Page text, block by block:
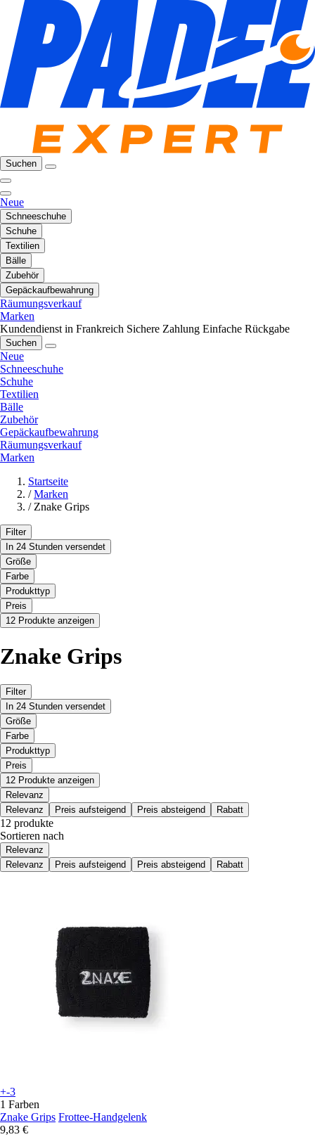
Suchen
Neue
Schneeschuhe
Schuhe
Textilien
Bälle
Zubehör
Gepäckaufbewahrung
Räumungsverkauf
Marken
Kundendienst in Frankreich Sichere Zahlung Einfache Rückgabe
Suchen
Neue
Schneeschuhe
Schuhe
Textilien
Bälle
Zubehör
Gepäckaufbewahrung
Räumungsverkauf
Marken
Startseite
/ Marken
/ Znake Grips
Filter
In 24 Stunden versendet
Größe
Farbe
Produkttyp
Preis
12 Produkte anzeigen
Znake Grips
Filter
In 24 Stunden versendet
Größe
Farbe
Produkttyp
Preis
12 Produkte anzeigen
Relevanz
Relevanz
Preis aufsteigend Preis absteigend Rabatt
12 produkte
Sortieren nach
Relevanz
Relevanz
Preis aufsteigend Preis absteigend Rabatt
+-3
1 Farben
Znake Grips Frottee-Handgelenk
9,83 €